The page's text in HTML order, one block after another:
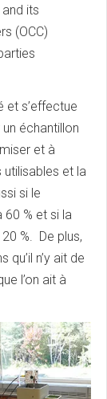
its
(OCC)
et s’effectue
échantillon
et à
et la
si le
60 % et si la
%. De plus,
n’y ait de
l’on ait à